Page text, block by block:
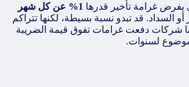
يفرض غرامة تأخير قدرها
1% عن كل شهر
أو السداد. قد تبدو نسبة بسيطة، لكنها تتراكم
رأينا شركات دفعت غرامات تفوق قيمة الضريبة
لسنوات.